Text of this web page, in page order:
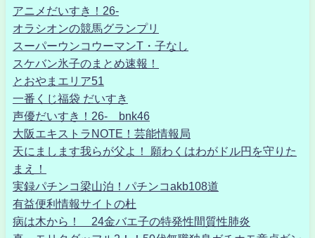
アニメだいすき！26-
オラシオンの競馬グランプリ
スーパーウンコウーマンT・子なし
スケバン氷子のまとめ速報！
とおやまエリア51
一番くじ福袋 だいすき
声優だいすき！26- bnk46
大阪エキストラNOTE！芸能情報局
天にまします我らが父よ！ 願わくはわがドル円を守りた
まえ！
実録パチンコ梁山泊！パチンコakb108道
有益便利情報サイトの杜
病は木から！ 24金バエ子の特発性間質性肺炎